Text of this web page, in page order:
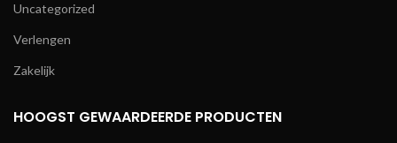
Uncategorized
Verlengen
Zakelijk
HOOGST GEWAARDEERDE PRODUCTEN